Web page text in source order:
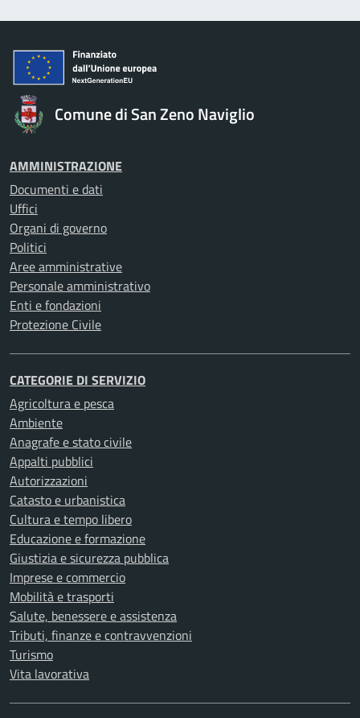
Comune di San Zeno Naviglio
AMMINISTRAZIONE
Documenti e dati
Uffici
Organi di governo
Politici
Aree amministrative
Personale amministrativo
Enti e fondazioni
Protezione Civile
CATEGORIE DI SERVIZIO
Agricoltura e pesca
Ambiente
Anagrafe e stato civile
Appalti pubblici
Autorizzazioni
Catasto e urbanistica
Cultura e tempo libero
Educazione e formazione
Giustizia e sicurezza pubblica
Imprese e commercio
Mobilità e trasporti
Salute, benessere e assistenza
Tributi, finanze e contravvenzioni
Turismo
Vita lavorativa